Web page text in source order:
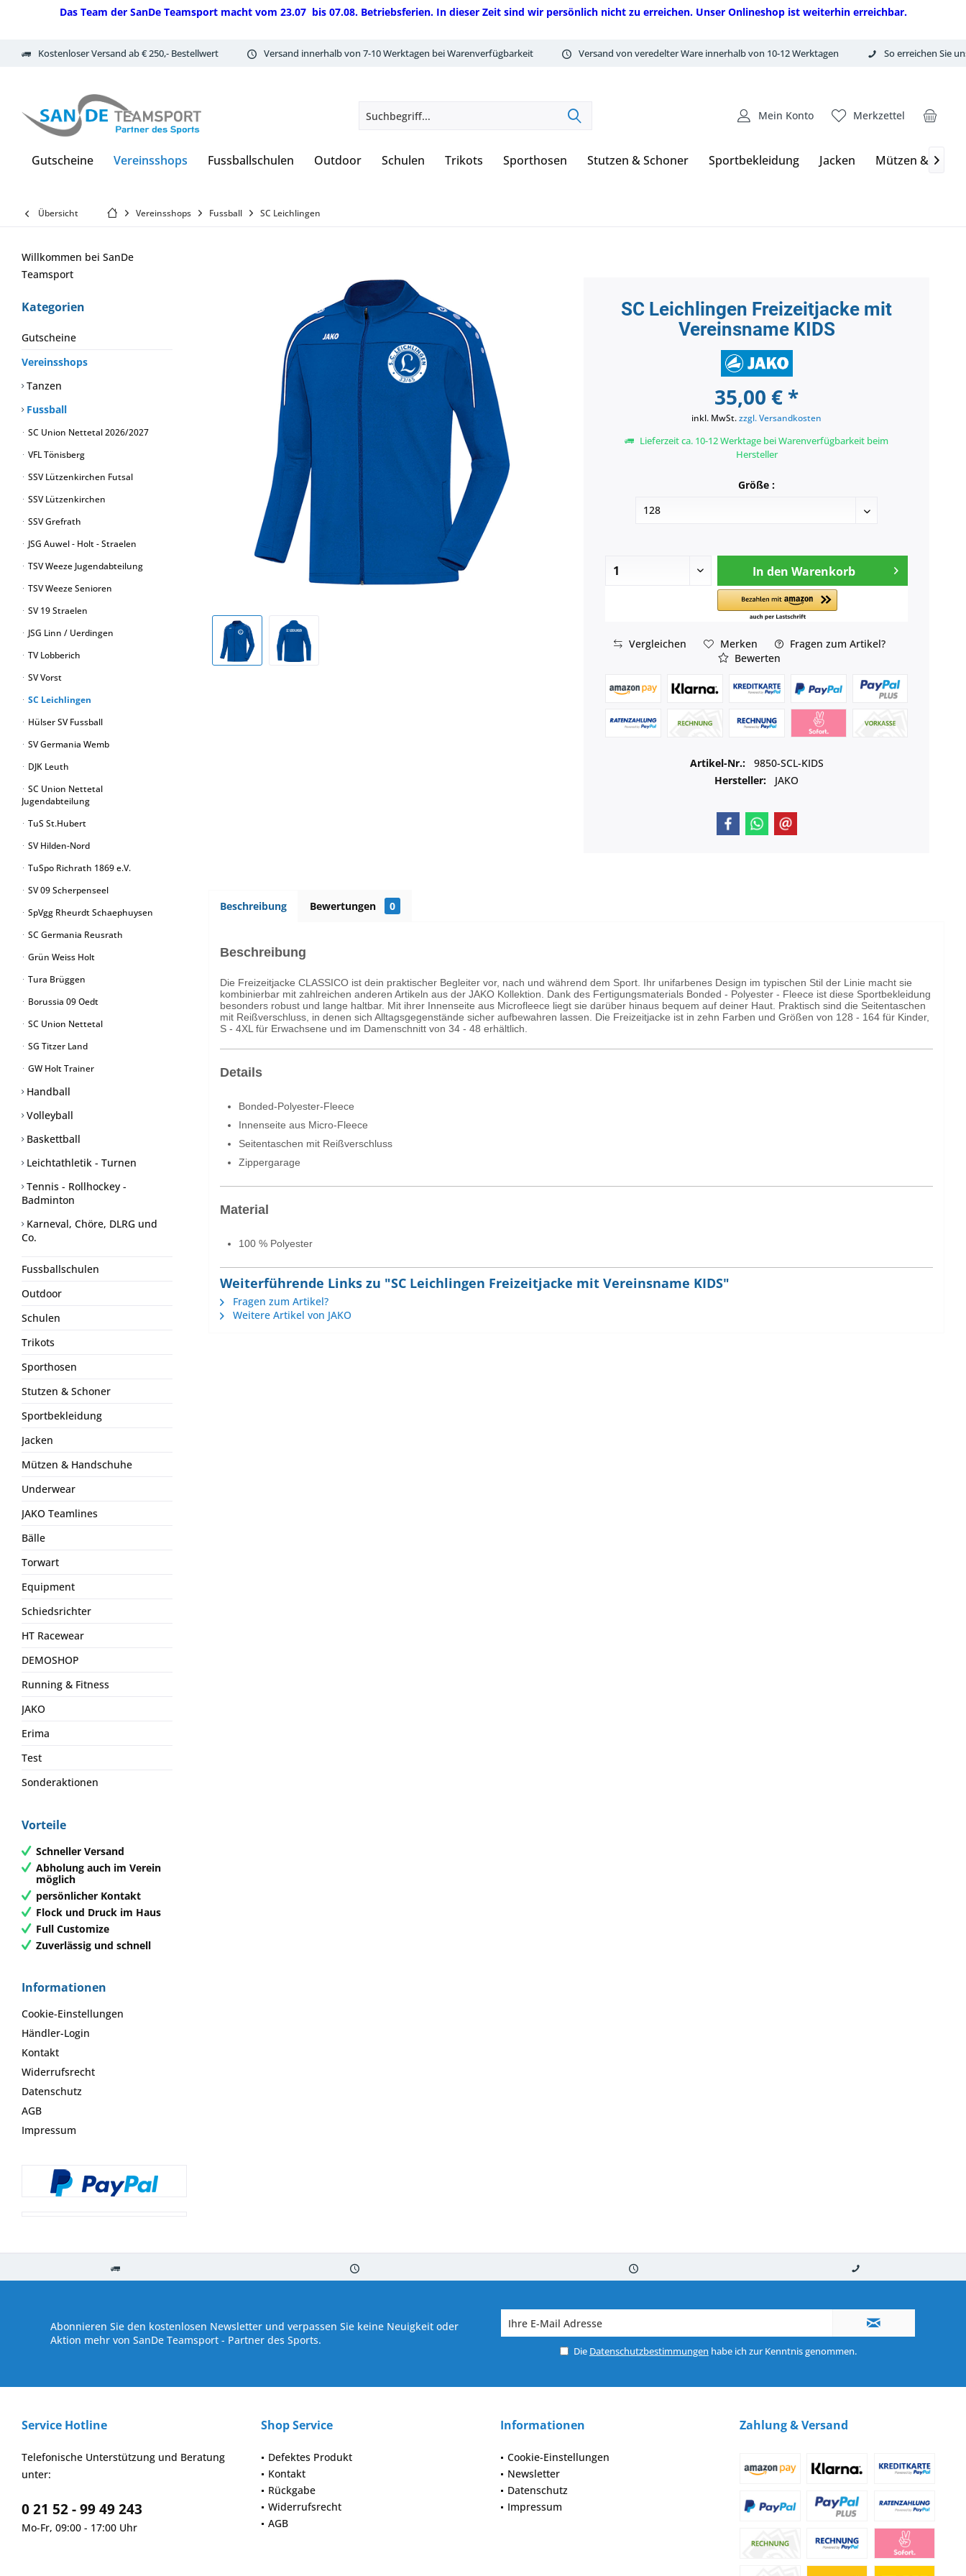
Das Team der SanDe Teamsport macht vom 23.07 bis 07.08. Betriebsferien. In dieser Zeit sind wir persönlich nicht zu erreichen. Unser Onlineshop ist weiterhin erreichbar.
Kostenloser Versand ab € 250,- Bestellwert Versand innerhalb von 7-10 Werktagen bei Warenverfügbarkeit Versand von veredelter Ware innerhalb von 10-12 Werktagen So erreichen Sie
Merkzettel
Mein Konto
Gutscheine Vereinsshops Fussballschulen Outdoor Schulen Trikots Sporthosen Stutzen & Schoner Sportbekleidung Jacken Mützen & 
Übersicht Vereinsshops Fussball SC Leichlingen
Willkommen bei SanDe
Teamsport
Kategorien
Gutscheine
Vereinsshops
Tanzen
Fussball
SC Union Nettetal 2026/2027
VFL Tönisberg
SSV Lützenkirchen Futsal
SSV Lützenkirchen
SSV Grefrath
JSG Auwel - Holt - Straelen
TSV Weeze Jugendabteilung
TSV Weeze Senioren
SV 19 Straelen
JSG Linn / Uerdingen
TV Lobberich
SV Vorst
SC Leichlingen
Hülser SV Fussball
SV Germania Wemb
DJK Leuth
SC Union Nettetal
Jugendabteilung
TuS St.Hubert
SV Hilden-Nord
TuSpo Richrath 1869 e.V.
SV 09 Scherpenseel
SpVgg Rheurdt Schaephuysen
SC Germania Reusrath
Grün Weiss Holt
Tura Brüggen
Borussia 09 Oedt
SC Union Nettetal
SG Titzer Land
GW Holt Trainer
Handball
Volleyball
Baskettball
Leichtathletik - Turnen
Tennis - Rollhockey -
Badminton
Karneval, Chöre, DLRG und
Co.
Fussballschulen
Outdoor
Schulen
Trikots
Sporthosen
Stutzen & Schoner
Sportbekleidung
Jacken
Mützen & Handschuhe
Underwear
JAKO Teamlines
Bälle
Torwart
Equipment
Schiedsrichter
HT Racewear
DEMOSHOP
Running & Fitness
JAKO
Erima
Test
Sonderaktionen
Vorteile
Schneller Versand
Abholung auch im Verein
möglich
persönlicher Kontakt
Flock und Druck im Haus
Full Customize
Zuverlässig und schnell
Informationen
Cookie-Einstellungen
Händler-Login
Kontakt
Widerrufsrecht
Datenschutz
AGB
Impressum
SC Leichlingen Freizeitjacke mit
Vereinsname KIDS
35,00 € *
inkl. MwSt.zzgl. Versandkosten
Lieferzeit ca. 10-12 Werktage bei Warenverfügbarkeit beim
Hersteller
Größe :
In den Warenkorb
Vergleichen Merken
Fragen zum Artikel?
Bewerten
Artikel-Nr.:
9850-SCL-KIDS
Hersteller:
JAKO
Beschreibung Bewertungen 0
Beschreibung
Die Freizeitjacke CLASSICO ist dein praktischer Begleiter vor, nach und während dem Sport. Ihr unifarbenes Design im typischen Stil der Linie macht sie
kombinierbar mit zahlreichen anderen Artikeln aus der JAKO Kollektion. Dank des Fertigungsmaterials Bonded - Polyester - Fleece ist diese Sportbekleidung
besonders robust und lange haltbar. Mit ihrer Innenseite aus Microfleece liegt sie darüber hinaus bequem auf deiner Haut. Praktisch sind die Seitentaschen
mit Reißverschluss, in denen sich Alltagsgegenstände sicher aufbewahren lassen. Die Freizeitjacke ist in zehn Farben und Größen von 128 - 164 für Kinder,
S - 4XL für Erwachsene und im Damenschnitt von 34 - 48 erhältlich.
Details
Bonded-Polyester-Fleece
Innenseite aus Micro-Fleece
Seitentaschen mit Reißverschluss
Zippergarage
Material
100 % Polyester
Weiterführende Links zu "SC Leichlingen Freizeitjacke mit Vereinsname KIDS"
Fragen zum Artikel?
Weitere Artikel von JAKO
Abonnieren Sie den kostenlosen Newsletter und verpassen Sie keine Neuigkeit oder
Aktion mehr von SanDe Teamsport - Partner des Sports.
Die Datenschutzbestimmungen habe ich zur Kenntnis genommen.
Service Hotline
Telefonische Unterstützung und Beratung
unter:
0 21 52 - 99 49 243
Mo-Fr, 09:00 - 17:00 Uhr
Shop Service
Defektes Produkt
Kontakt
Rückgabe
Widerrufsrecht
AGB
Informationen
Cookie-Einstellungen
Newsletter
Datenschutz
Impressum
Zahlung & Versand